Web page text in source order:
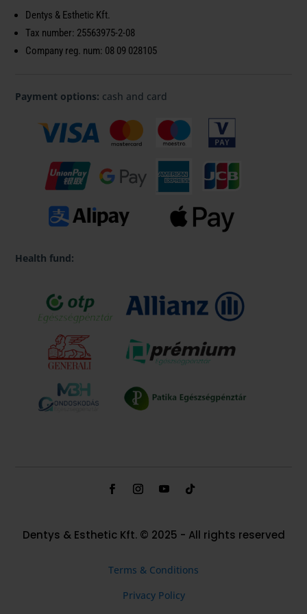
Dentys & Esthetic Kft.
Tax number: 25563975-2-08
Company reg. num: 08 09 028105
Payment options: cash and card
Health fund:
Dentys & Esthetic Kft. © 2025 - All rights reserved
Terms & Conditions
Privacy Policy